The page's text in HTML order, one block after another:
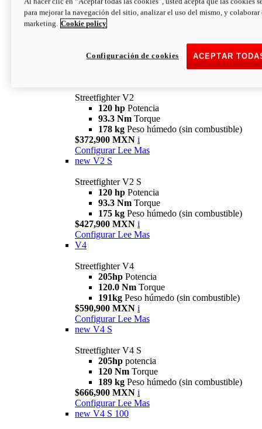
Streetfighter V2
120 hp Potencia
93.3 Nm Torque
178 kg Peso húmedo (sin combustible)
$372,900 MXN i
Configurar Lee Mas
new V2 S
Streetfighter V2 S
120 hp Potencia
93.3 Nm Torque
175 kg Peso húmedo (sin combustible)
$427,900 MXN i
Configurar Lee Mas
V4
Streetfighter V4
205hp Potencia
120.0 Nm Torque
191kg Peso húmedo (sin combustible)
$590,900 MXN i
Configurar Lee Mas
new V4 S
Streetfighter V4 S
205hp potencia
120 Nm Torque
189 kg Peso húmedo (sin combustible)
$666,900 MXN i
Configurar Lee Mas
new V4 S 100
para mejorar la navegación del sitio, analizar el uso del mismo, y colaborar
marketing. Cookie policy
ACEPTAR
Configuración de cookies